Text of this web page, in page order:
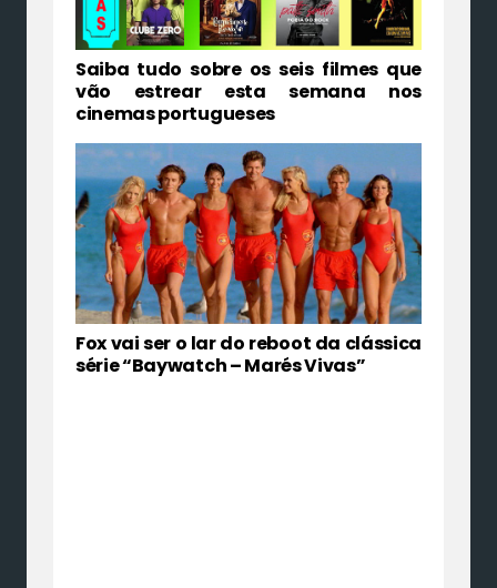
Saiba tudo sobre os seis filmes que
vão estrear esta semana nos
cinemas portugueses
Fox vai ser o lar do reboot da clássica
série “Baywatch – Marés Vivas”